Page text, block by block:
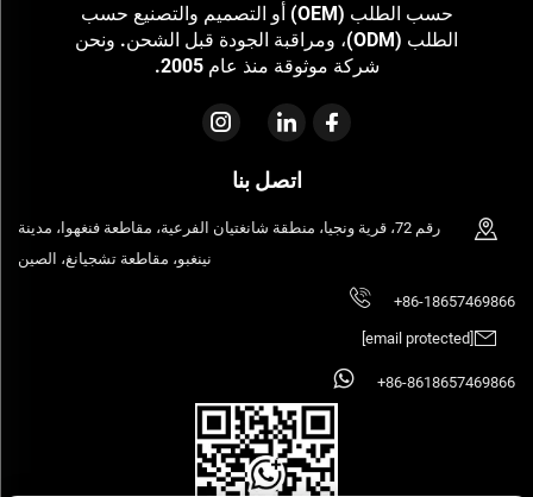
حسب الطلب (OEM) أو التصميم والتصنيع حسب
الطلب (ODM)، ومراقبة الجودة قبل الشحن. ونحن
شركة موثوقة منذ عام 2005.
اتصل بنا
رقم 72، قرية ونجيا، منطقة شانغتيان الفرعية، مقاطعة فنغهوا، مدينة
نينغبو، مقاطعة تشجيانغ، الصين
+86-18657469866
[email protected]
+86-8618657469866